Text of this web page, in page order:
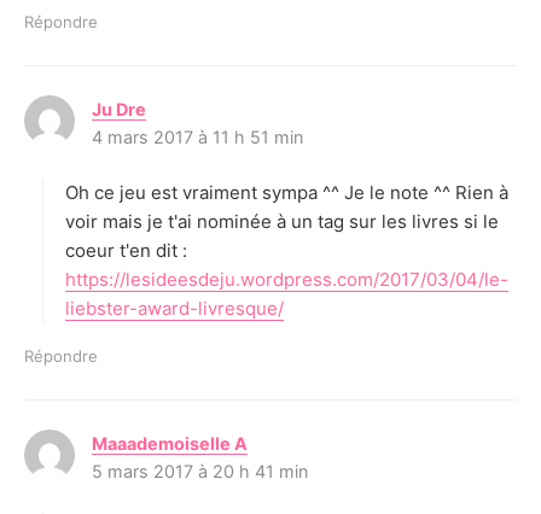
Répondre
Ju Dre
i
:
4 mars 2017 à 11 h 51 min
Oh ce jeu est vraiment sympa ^^ Je le note ^^ Rien à
voir mais je t'ai nominée à un tag sur les livres si le
coeur t'en dit :
https://lesideesdeju.wordpress.com/2017/03/04/le-
liebster-award-livresque/
Répondre
Maaademoiselle A
i
5 mars 2017 à 20 h 41 min